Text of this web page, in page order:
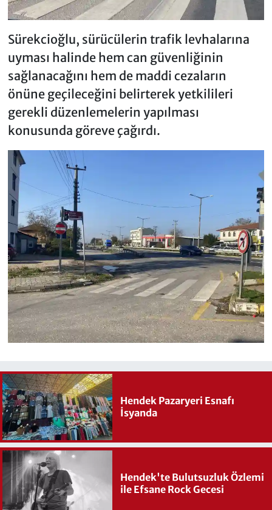
Sürekcioğlu, sürücülerin trafik levhalarına
uyması halinde hem can güvenliğinin
sağlanacağını hem de maddi cezaların
önüne geçileceğini belirterek yetkilileri
gerekli düzenlemelerin yapılması
konusunda göreve çağırdı.
Hendek Pazaryeri Esnafı
İsyanda
Hendek'te Bulutsuzluk Özlemi
ile Efsane Rock Gecesi